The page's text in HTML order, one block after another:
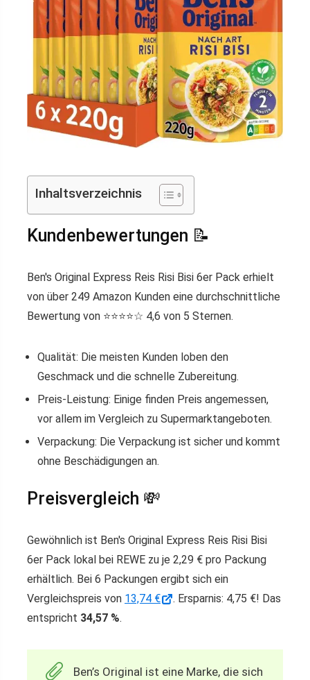
Inhaltsverzeichnis
Kundenbewertungen 📝
Ben's Original Express Reis Risi Bisi 6er Pack erhielt
von über 249 Amazon Kunden eine durchschnittliche
Bewertung von ⭐️⭐️⭐️⭐️☆ 4,6 von 5 Sternen.
Qualität: Die meisten Kunden loben den
Geschmack und die schnelle Zubereitung.
Preis-Leistung: Einige finden Preis angemessen,
vor allem im Vergleich zu Supermarktangeboten.
Verpackung: Die Verpackung ist sicher und kommt
ohne Beschädigungen an.
Preisvergleich 💸
Gewöhnlich ist Ben's Original Express Reis Risi Bisi
6er Pack lokal bei REWE zu je 2,29 € pro Packung
erhältlich. Bei 6 Packungen ergibt sich ein
Vergleichspreis von 13,74 €
. Ersparnis: 4,75 €! Das
entspricht 34,57 %.
Ben’s Original ist eine Marke, die sich